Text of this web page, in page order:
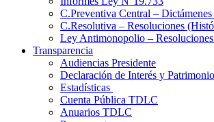
C.Preventiva Central –
C.Resolutiva – Resoluciones
Ley Antimonopolio –
Transparencia
Audiencias Presidente
Declaración de Interés y Patrimonio
Estadísticas
Cuenta Pública TDLC
Anuarios TDLC